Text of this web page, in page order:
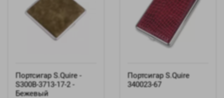
Портсигар S.Quire -
S300B-3713-17-2 -
Бежевый
Портсигар S.Quire
340023-67